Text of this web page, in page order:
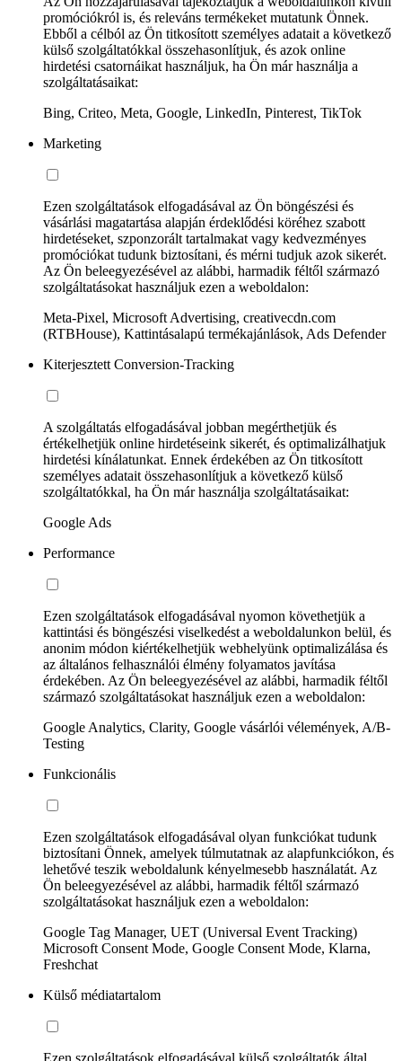
promóciókról is, és releváns termékeket mutatunk Önnek.
Ebből a célból az Ön titkosított személyes adatait a következő
külső szolgáltatókkal összehasonlítjuk, és azok online
hirdetési csatornáikat használjuk, ha Ön már használja a
szolgáltatásaikat:
Bing, Criteo, Meta, Google, LinkedIn, Pinterest, TikTok
Marketing
Ezen szolgáltatások elfogadásával az Ön böngészési és
vásárlási magatartása alapján érdeklődési köréhez szabott
hirdetéseket, szponzorált tartalmakat vagy kedvezményes
promóciókat tudunk biztosítani, és mérni tudjuk azok sikerét.
Az Ön beleegyezésével az alábbi, harmadik féltől származó
szolgáltatásokat használjuk ezen a weboldalon:
Meta-Pixel, Microsoft Advertising, creativecdn.com
(RTBHouse), Kattintásalapú termékajánlások, Ads Defender
Kiterjesztett Conversion-Tracking
A szolgáltatás elfogadásával jobban megérthetjük és
értékelhetjük online hirdetéseink sikerét, és optimalizálhatjuk
hirdetési kínálatunkat. Ennek érdekében az Ön titkosított
személyes adatait összehasonlítjuk a következő külső
szolgáltatókkal, ha Ön már használja szolgáltatásaikat:
Google Ads
Performance
Ezen szolgáltatások elfogadásával nyomon követhetjük a
kattintási és böngészési viselkedést a weboldalunkon belül, és
anonim módon kiértékelhetjük webhelyünk optimalizálása és
az általános felhasználói élmény folyamatos javítása
érdekében. Az Ön beleegyezésével az alábbi, harmadik féltől
származó szolgáltatásokat használjuk ezen a weboldalon:
Google Analytics, Clarity, Google vásárlói vélemények, A/B-
Testing
Funkcionális
Ezen szolgáltatások elfogadásával olyan funkciókat tudunk
biztosítani Önnek, amelyek túlmutatnak az alapfunkciókon, és
lehetővé teszik weboldalunk kényelmesebb használatát. Az
Ön beleegyezésével az alábbi, harmadik féltől származó
szolgáltatásokat használjuk ezen a weboldalon:
Google Tag Manager, UET (Universal Event Tracking)
Microsoft Consent Mode, Google Consent Mode, Klarna,
Freshchat
Külső médiatartalom